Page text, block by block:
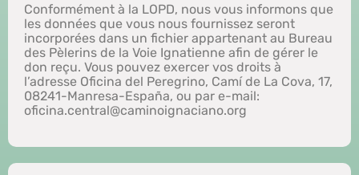
Conformément à la LOPD, nous vous informons que
les données que vous nous fournissez seront
incorporées dans un fichier appartenant au Bureau
des Pèlerins de la Voie Ignatienne afin de gérer le
don reçu. Vous pouvez exercer vos droits à
l’adresse Oficina del Peregrino, Camí de La Cova, 17,
08241-Manresa-España, ​​ou par e-mail:
oficina.central@caminoignaciano.org